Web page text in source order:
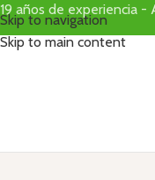
Skip to navigation
Skip to main content
19 años de experiencia -